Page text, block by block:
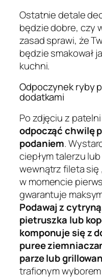
Ostatnie detale
będzie dobre, czy
zasad sprawi, że
będzie smakował
kuchni.
Odpoczynek ryby
dodatkami
Po zdjęciu z patelni
odpocząć chwilę
podaniem.
ciepłym talerzu
wewnątrz fileta się
w momencie
gwarantuje
Podawaj z
pietruszka lub
komponuje się z
puree
parze lub
trafionym